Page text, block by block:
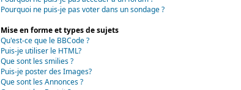
Pourquoi ne puis-je pas voter dans un sondage ?
Mise en forme et types de sujets
Qu'est-ce que le BBCode ?
Puis-je utiliser le HTML?
Que sont les smilies ?
Puis-je poster des Images?
Que sont les Annonces ?